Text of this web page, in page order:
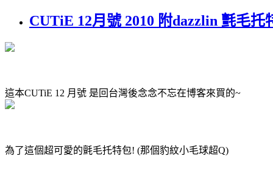
CUTiE 12月號 2010 附dazzlin 氈毛托
這本CUTiE 12 月號 是回台灣後念念不忘在博客來買的~
為了這個超可愛的氈毛托特包! (那個豹紋小毛球超Q)